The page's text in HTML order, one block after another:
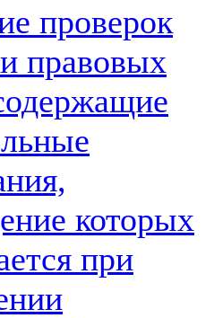
проверок
правовых
которых
при